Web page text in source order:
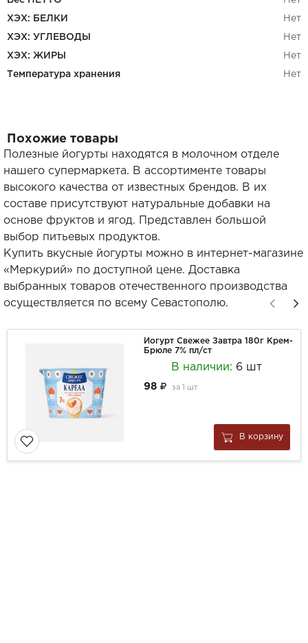
ХЭХ: БЕЛКИ Нет
ХЭХ: УГЛЕВОДЫ Нет
ХЭХ: ЖИРЫ Нет
Температура хранения Нет
Похожие товары
Полезные йогурты находятся в молочном отделе
нашего супермаркета. В ассортименте товары
высокого качества от известных брендов. В их
составе присутствуют натуральные добавки на
основе фруктов и ягод. Представлен большой
выбор питьевых продуктов.
Купить вкусные йогурты можно в интернет-магазине
«Меркурий» по доступной цене. Доставка
выбранных товаров отечественного производства
осуществляется по всему Севастополю.
Йогурт Свежее Завтра 180г Крем-
Брюле 7% пл/ст
В наличии: 6 шт
98 за 1 шт
В корзину